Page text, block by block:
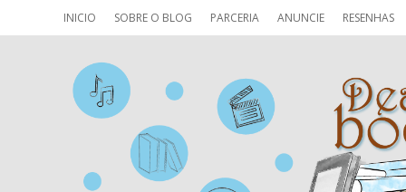
INICIO SOBRE O BLOG PARCERIA ANUNCIE RESENHAS